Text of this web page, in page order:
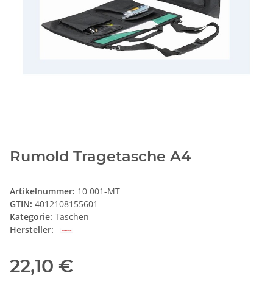
Rumold Tragetasche A4
Artikelnummer: 10 001-MT
GTIN: 4012108155601
Kategorie: Taschen
Hersteller:
22,10 €